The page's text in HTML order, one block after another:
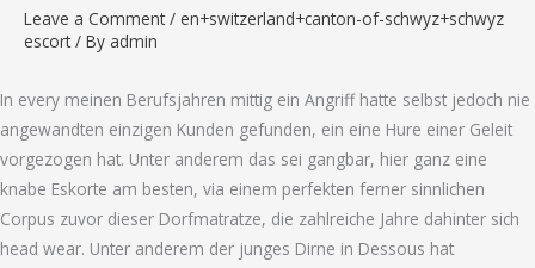
Leave a Comment / en+switzerland+canton-of-schwyz+schwyz
escort/ By admin
In every meinen Berufsjahren mittig ein Angriff hatte selbst jedoch nie
angewandten einzigen Kunden gefunden, ein eine Hure einer Geleit
vorgezogen hat. Unter anderem das sei gangbar, hier ganz eine
knabe Eskorte am besten, via einem perfekten ferner sinnlichen
Corpus zuvor dieser Dorfmatratze, die zahlreiche Jahre dahinter sich
head wear. Unter anderem der junges Dirne in Dessous hat